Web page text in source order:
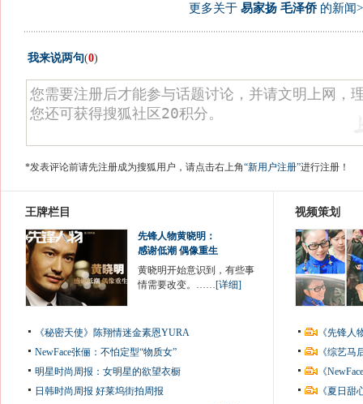
更多关于 易家扬 毛泽侨的新闻
我来说两句(0)
*发表评论前请先注册成为搜狐用户，请点击右上角“新用户注册”进行注册！
王牌栏目
先锋人物黄晓明：
感谢低潮 偶像重生
黄晓明开始意识到，有些事
情需要改变。……[详细]
《秘密天使》陈翔情迷金素恩YURA
NewFace张俪：不怕定型“物质女”
明星时尚周报：女明星的欲望衣橱
日韩时尚周报 好莱坞街拍周报
视频策划
《先锋
《综艺
《
《夏日